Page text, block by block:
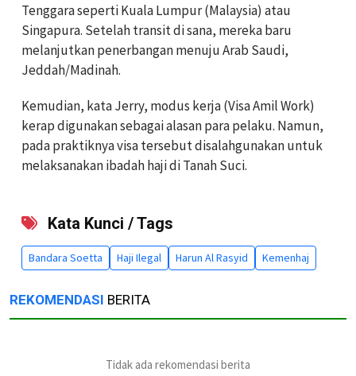
Tenggara seperti Kuala Lumpur (Malaysia) atau
Singapura. Setelah transit di sana, mereka baru
melanjutkan penerbangan menuju Arab Saudi,
Jeddah/Madinah.
Kemudian, kata Jerry, modus kerja (Visa Amil Work)
kerap digunakan sebagai alasan para pelaku. Namun,
pada praktiknya visa tersebut disalahgunakan untuk
melaksanakan ibadah haji di Tanah Suci.
Kata Kunci / Tags
Bandara Soetta Haji Ilegal Harun Al Rasyid Kemenhaj
REKOMENDASI BERITA
Tidak ada rekomendasi berita